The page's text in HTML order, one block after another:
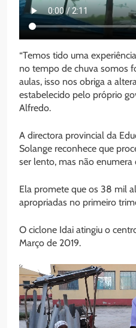
“Temos tido uma
no tempo de chuva somos
aulas, isso nos obriga a
estabelecido pelo próprio
Alfredo.
A directora provincial da
Solange reconhece que
ser lento, mas não enumera
Ela promete que os 38 mil
apropriadas no primeiro
O ciclone Idai atingiu o
Março de 2019.